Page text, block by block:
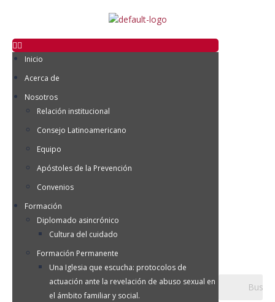
Inicio
Acerca de
Nosotros
Relación institucional
Consejo Latinoamericano
Equipo
Apóstoles de la Prevención
Convenios
Formación
Diplomado asincrónico
Cultura del cuidado
Formación Permanente
Una Iglesia que escucha: protocolos de
actuación ante la revelación de abuso sexual en
el ámbito familiar y social.